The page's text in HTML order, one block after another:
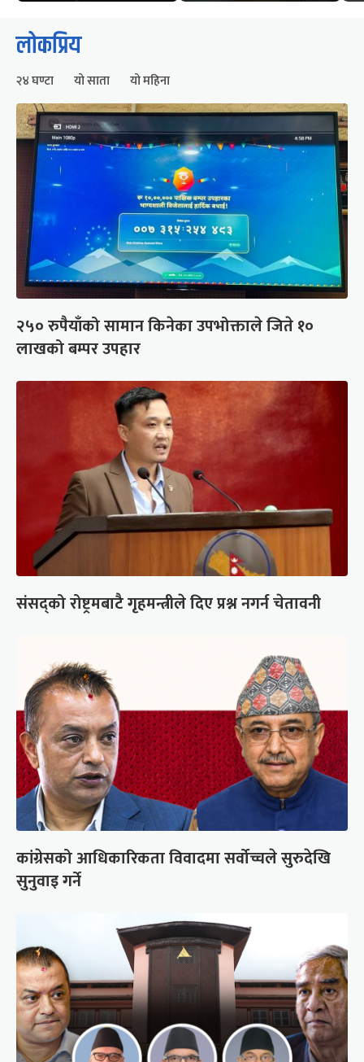
लोकप्रिय
२४ घण्टा यो साता यो महिना
२५० रुपैयाँको सामान किनेका उपभोक्ताले जिते १०
लाखको बम्पर उपहार
संसद्को रोष्ट्रमबाटै गृहमन्त्रीले दिए प्रश्न नगर्न चेतावनी
कांग्रेसको आधिकारिकता विवादमा सर्वोच्चले सुरुदेखि
सुनुवाइ गर्ने